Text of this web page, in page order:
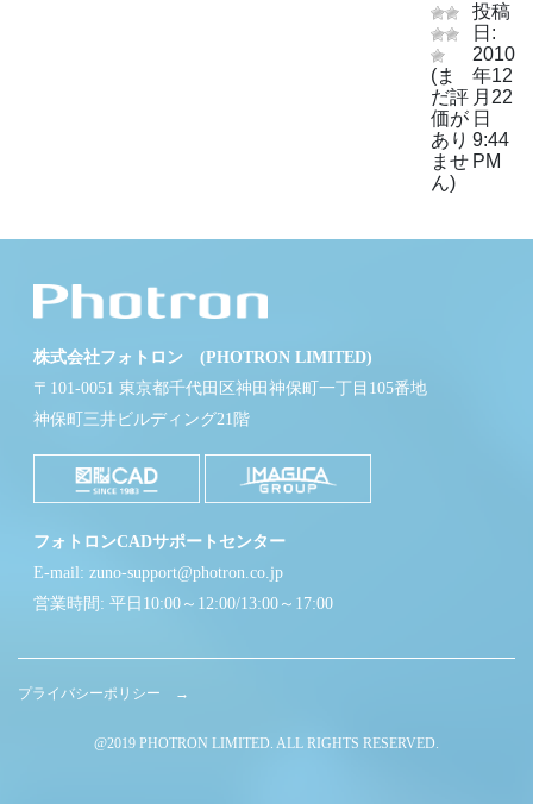
(ま
だ評
価が
あり
ませ
ん)
投稿
日:
2010
年12
月22
日
9:44
PM
株式会社フォトロン (PHOTRON LIMITED)
〒101-0051 東京都千代田区神田神保町一丁目105番地
神保町三井ビルディング21階
フォトロンCADサポートセンター
E-mail: zuno-support@photron.co.jp
営業時間: 平日10:00～12:00/13:00～17:00
プライバシーポリシー →
@2019 PHOTRON LIMITED. ALL RIGHTS RESERVED.